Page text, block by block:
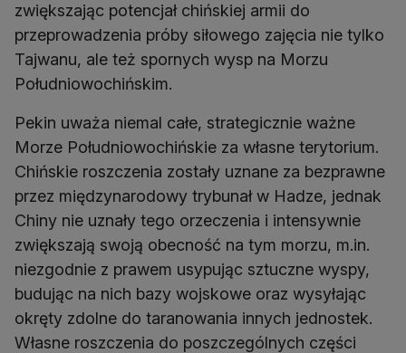
zwiększając potencjał chińskiej armii do
przeprowadzenia próby siłowego zajęcia nie tylko
Tajwanu, ale też spornych wysp na Morzu
Południowochińskim.
Pekin uważa niemal całe, strategicznie ważne
Morze Południowochińskie za własne terytorium.
Chińskie roszczenia zostały uznane za bezprawne
przez międzynarodowy trybunał w Hadze, jednak
Chiny nie uznały tego orzeczenia i intensywnie
zwiększają swoją obecność na tym morzu, m.in.
niezgodnie z prawem usypując sztuczne wyspy,
budując na nich bazy wojskowe oraz wysyłając
okręty zdolne do taranowania innych jednostek.
Własne roszczenia do poszczególnych części